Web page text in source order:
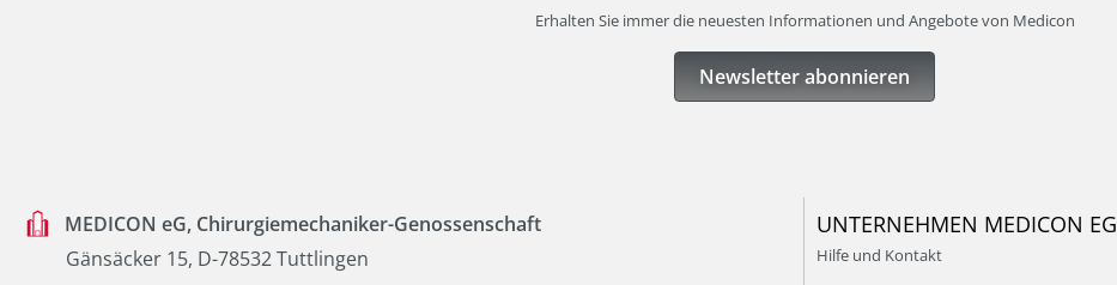
Erhalten Sie immer die neuesten Informationen und Angebote von Medicon
Newsletter abonnieren
MEDICON eG, Chirurgiemechaniker-Genossenschaft
Gänsäcker 15, D-78532 Tuttlingen
UNTERNEHMEN MEDICON EG
Hilfe und Kontakt